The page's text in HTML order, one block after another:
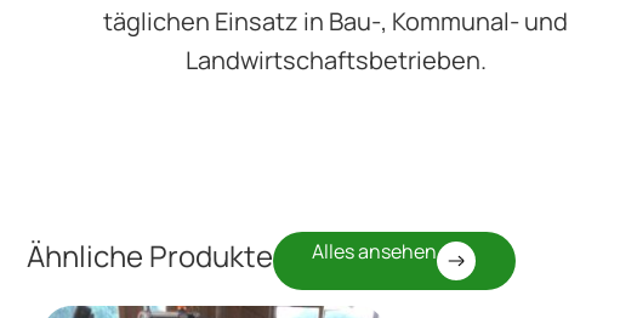
täglichen Einsatz in Bau-, Kommunal- und
Landwirtschaftsbetrieben.
Ähnliche Produkte Alles ansehen